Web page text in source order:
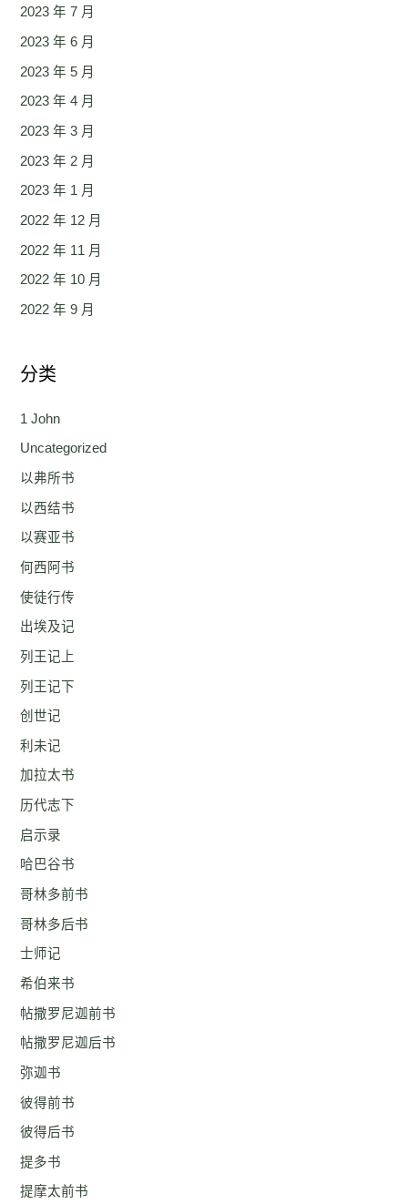
2023 年 7 月
2023 年 6 月
2023 年 5 月
2023 年 4 月
2023 年 3 月
2023 年 2 月
2023 年 1 月
2022 年 12 月
2022 年 11 月
2022 年 10 月
2022 年 9 月
分类
1 John
Uncategorized
以弗所书
以西结书
以赛亚书
何西阿书
使徒行传
出埃及记
列王记上
列王记下
创世记
利未记
加拉太书
历代志下
启示录
哈巴谷书
哥林多前书
哥林多后书
士师记
希伯来书
帖撒罗尼迦前书
帖撒罗尼迦后书
弥迦书
彼得前书
彼得后书
提多书
提摩太前书